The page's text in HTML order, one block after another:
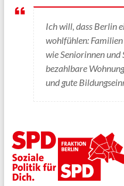
Ich will, dass Berlin
wohlfühlen:
wie Seniorinnen und
bezahlbare
und gute